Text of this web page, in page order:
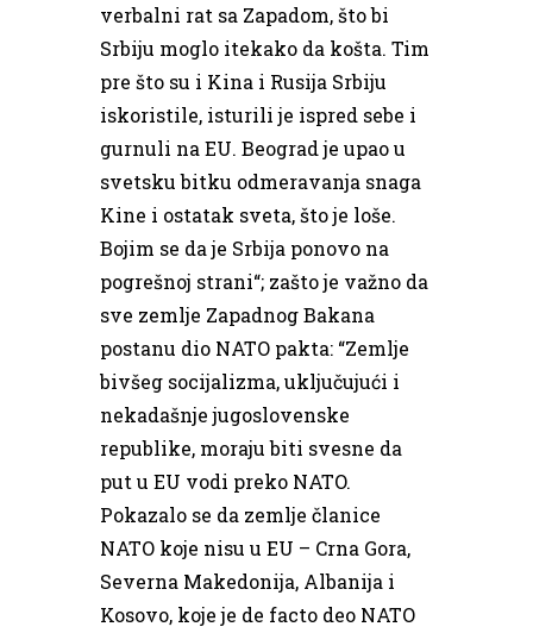
verbalni rat sa Zapadom, što bi
Srbiju moglo itekako da košta. Tim
pre što su i Kina i Rusija Srbiju
iskoristile, isturili je ispred sebe i
gurnuli na EU. Beograd je upao u
svetsku bitku odmeravanja snaga
Kine i ostatak sveta, što je loše.
Bojim se da je Srbija ponovo na
pogrešnoj strani“; zašto je važno da
sve zemlje Zapadnog Bakana
postanu dio NATO pakta: “Zemlje
bivšeg socijalizma, uključujući i
nekadašnje jugoslovenske
republike, moraju biti svesne da
put u EU vodi preko NATO.
Pokazalo se da zemlje članice
NATO koje nisu u EU – Crna Gora,
Severna Makedonija, Albanija i
Kosovo, koje je de facto deo NATO